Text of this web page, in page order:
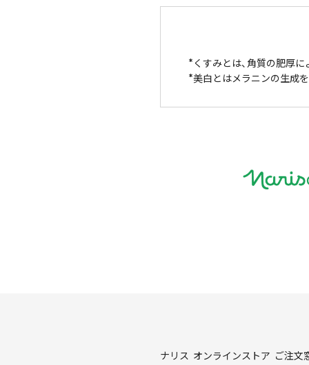
くすみとは、角質の肥厚
美白とはメラニンの生成を
ナリス オンラインストア ご注文